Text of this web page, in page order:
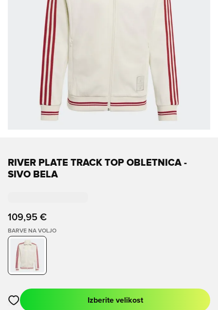
RIVER PLATE TRACK TOP OBLETNICA -
SIVO BELA
109,95 €
BARVE NA VOLJO
Odpre Modal za prijavo ali vpis kot član
Izberite velikost